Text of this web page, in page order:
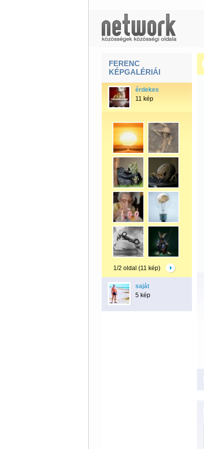
FERENC
KÉPGALÉRIÁI
érdekes
11 kép
1/2 oldal (11 kép)
saját
5 kép